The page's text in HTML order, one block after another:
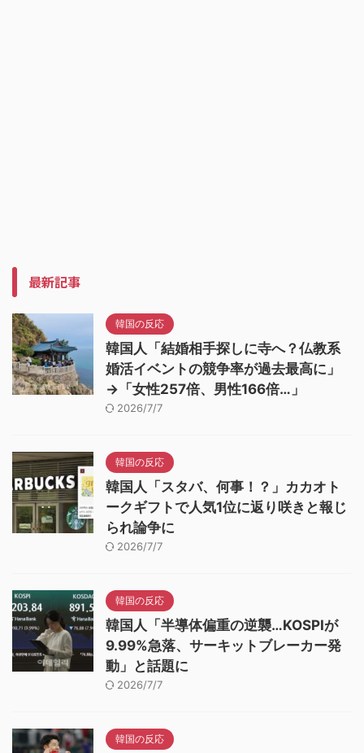
最新記事
韓国の反応
韓国人「結婚相手探しに寺へ？仏教系
婚活イベントの競争率が過去最高に」
→「女性257倍、男性166倍…」
2026/7/7
韓国の反応
韓国人「スタバ、何事！？」カカオト
ークギフトで人気1位に返り咲きと報じ
られ論争に
2026/7/7
韓国の反応
韓国人「半導体偏重の逆襲…KOSPIが
9.99%急落、サーキットブレーカー発
動」と話題に
2026/7/7
韓国の反応